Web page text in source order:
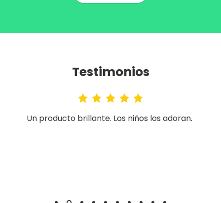
Testimonios
Un producto brillante. Los niños los adoran.